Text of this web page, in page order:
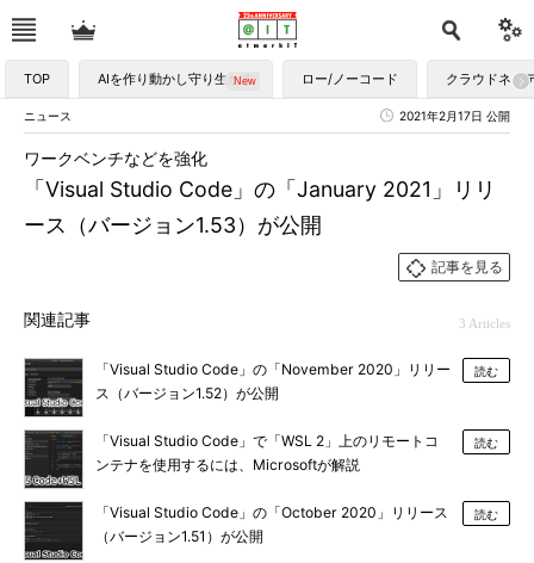
TOP AIを作り動かし守り生かす ロー/ノーコード クラウドネイ
ニュース 2021年2月17日 公開
「Visual Studio Code」の「January 2021」リリ
ース（バージョン1.53）が公開
ワークベンチなどを強化
記事を見る
関連記事 3 Articles
「Visual Studio Code」の「November 2020」リリー
ス（バージョン1.52）が公開
読む
「Visual Studio Code」で「WSL 2」上のリモートコ
ンテナを使用するには、Microsoftが解説
読む
「Visual Studio Code」の「October 2020」リリース
（バージョン1.51）が公開
読む